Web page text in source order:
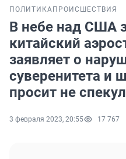
ПОЛИТИКА ПРОИСШЕСТВИЯ
В небе над США
китайский
заявляет о
суверенитета и
просит не
3 февраля 2023, 20:55 17 767